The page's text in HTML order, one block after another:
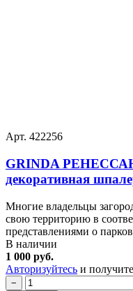
Арт. 422256
GRINDA
декоративная
Многие владельцы
свою территорию в
представлениями о
В наличии
1 000 руб.
Авторизуйтесь и
−